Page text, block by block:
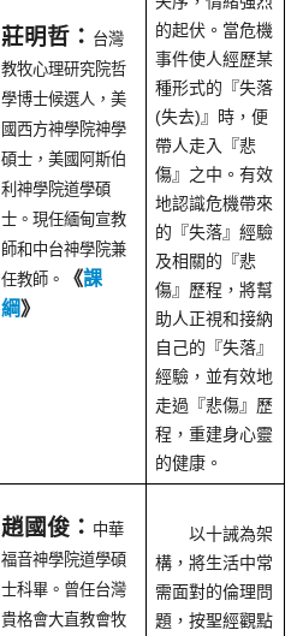
莊明哲： 台灣
教牧心理研究院哲
學博士候選人，美
國西方神學院神學
碩士，美國阿斯伯
利神學院道學碩
士。現任緬甸宣教
師和中台神學院兼
任教師。
《課
綱》
的起伏。當危機
事件使人經歷某
種形式的『失落
(失去)』時，便
帶人走入『悲
傷』之中。有效
地認識危機帶來
的『失落』經驗
及相關的『悲
傷』歷程，將幫
助人正視和接納
自己的『失落』
經驗，並有效地
走過『悲傷』歷
程，重建身心靈
的健康。
趙國俊： 中華
福音神學院道學碩
士科畢。曾任台灣
貴格會大直教會牧
以十誡為架
構，將生活中常
需面對的倫理問
題，按聖經觀點